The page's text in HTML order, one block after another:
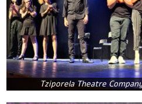
Tziporela Theatre